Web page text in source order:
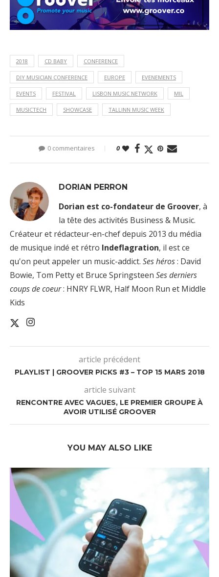
2018 CD BABY CONFERENCE
DIY MUSICIAN CONFERENCE EUROPE EVENEMENTS
EVENTS FESTIVAL LISBON MUSIC NETWORK MIL
MUSICTECH SHOWCASE TALLINN MUSIC WEEK
0 commentaires 0
DORIAN PERRON
Dorian est co-fondateur de Groover, à
la tête des activités Business & Music.
Créateur et rédacteur-en-chef depuis 2013 du média
de musique indé et rétro Indeflagration, il est ce
qu'on peut appeler un music-addict. Ses héros: David
Bowie, Tom Petty et Bruce Springsteen Ses derniers
coups de coeur: HNRY FLWR, Half Moon Run et Middle
Kids
article précédent
PLAYLIST | GROOVER PICKS #3 – TOP 15 MARS 2018
article suivant
RENCONTRE AVEC VAGUES, LE PREMIER GROUPE À
AVOIR UTILISÉ GROOVER
YOU MAY ALSO LIKE